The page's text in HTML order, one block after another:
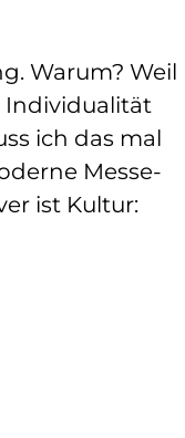
Warum? Weil
Individualität
ich das mal
Messe-
ist Kultur: